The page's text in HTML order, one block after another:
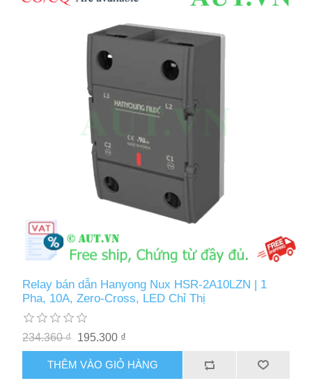
Relay bán dẫn Hanyong Nux HSR-2A10LZN | 1
Pha, 10A, Zero-Cross, LED Chỉ Thị
234.360 ₫ 195.300 ₫
THÊM VÀO GIỎ HÀNG